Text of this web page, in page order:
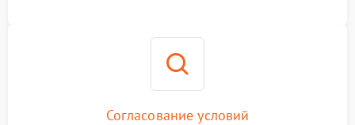
Согласование условий